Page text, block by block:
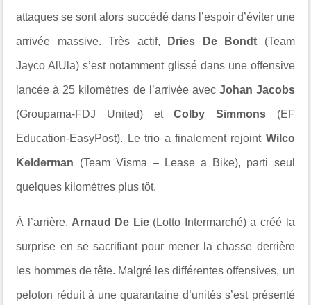
attaques se sont alors succédé dans l’espoir d’éviter une
arrivée massive. Très actif, Dries De Bondt (Team
Jayco AlUla) s’est notamment glissé dans une offensive
lancée à 25 kilomètres de l’arrivée avecJohan Jacobs
(Groupama-FDJ United) etColby Simmons(EF
Education-EasyPost). Le trio a finalement rejoint Wilco
Kelderman (Team Visma – Lease a Bike), parti seul
quelques kilomètres plus tôt.
À l’arrière, Arnaud De Lie (Lotto Intermarché) a créé la
surprise en se sacrifiant pour mener la chasse derrière
les hommes de tête. Malgré les différentes offensives, un
peloton réduit à une quarantaine d’unités s’est présenté